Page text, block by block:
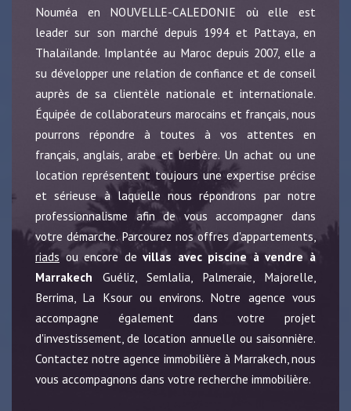
Nouméa en NOUVELLE-CALEDONIE où elle est
leader sur son marché depuis 1994 et Pattaya, en
Thalaïlande. Implantée au Maroc depuis 2007, elle a
su développer une relation de confiance et de conseil
auprès de sa clientèle nationale et internationale.
Équipée de collaborateurs marocains et français, nous
pourrons répondre à toutes à vos attentes en
français, anglais, arabe et berbère. Un achat ou une
location représentent toujours une expertise précise
et sérieuse à laquelle nous répondrons par notre
professionnalisme afin de vous accompagner dans
votre démarche. Parcourez nos offres d'appartements,
riads ou encore devillas avec piscine à vendre à
Marrakech Guéliz, Semlalia, Palmeraie, Majorelle,
Berrima, La Ksour ou environs. Notre agence vous
accompagne également dans votre projet
d'investissement, de location annuelle ou saisonnière.
Contactez notre agence immobilière à Marrakech, nous
vous accompagnons dans votre recherche immobilière.